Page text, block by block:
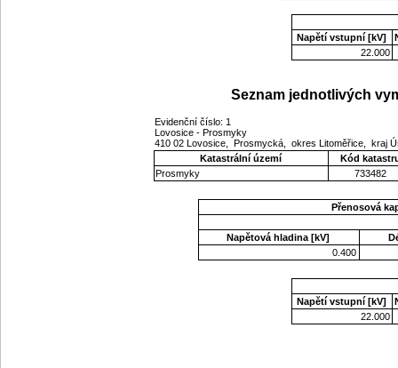
Napětí vstupní [kV]
22.000
Seznam jednotlivých
Evidenční číslo: 1
Lovosice - Prosmyky
410 02 Lovosice, Prosmycká, okres Litoměřice, kraj
Katastrální území
Kód
Prosmyky
733482
Přenosová
Napětová hladina [kV]
0.400
Napětí vstupní [kV]
22.000